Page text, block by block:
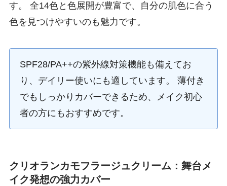
す。 全14色と色展開が豊富で、自分の肌色に合う
色を見つけやすいのも魅力です。
SPF28/PA++の紫外線対策機能も備えてお
り、デイリー使いにも適しています。 薄付き
でもしっかりカバーできるため、メイク初心
者の方にもおすすめです。
クリオランカモフラージュクリーム：舞台メ
イク発想の強力カバー